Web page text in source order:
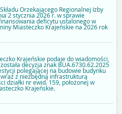
Orzekającego Regionalnej Izby
2 stycznia 2026 r. w sprawie
deficytu ustalonego w
Miasteczko Krajeńskie na 2026 rok
Krajeńskie podaje do wiadomości,
decyzja znak BUA.6730.62.2025
polegającej na budowie budynku
z niezbędną infrastrukturą
działki nr ewid. 159, położonej w
Krajeńskie.